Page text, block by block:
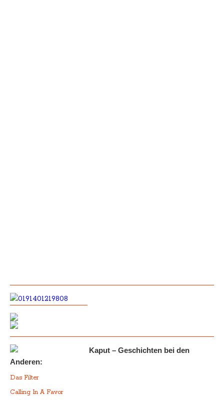
Kaput – Geschichten bei den
Anderen:
Das Filter
Calling In A Favor